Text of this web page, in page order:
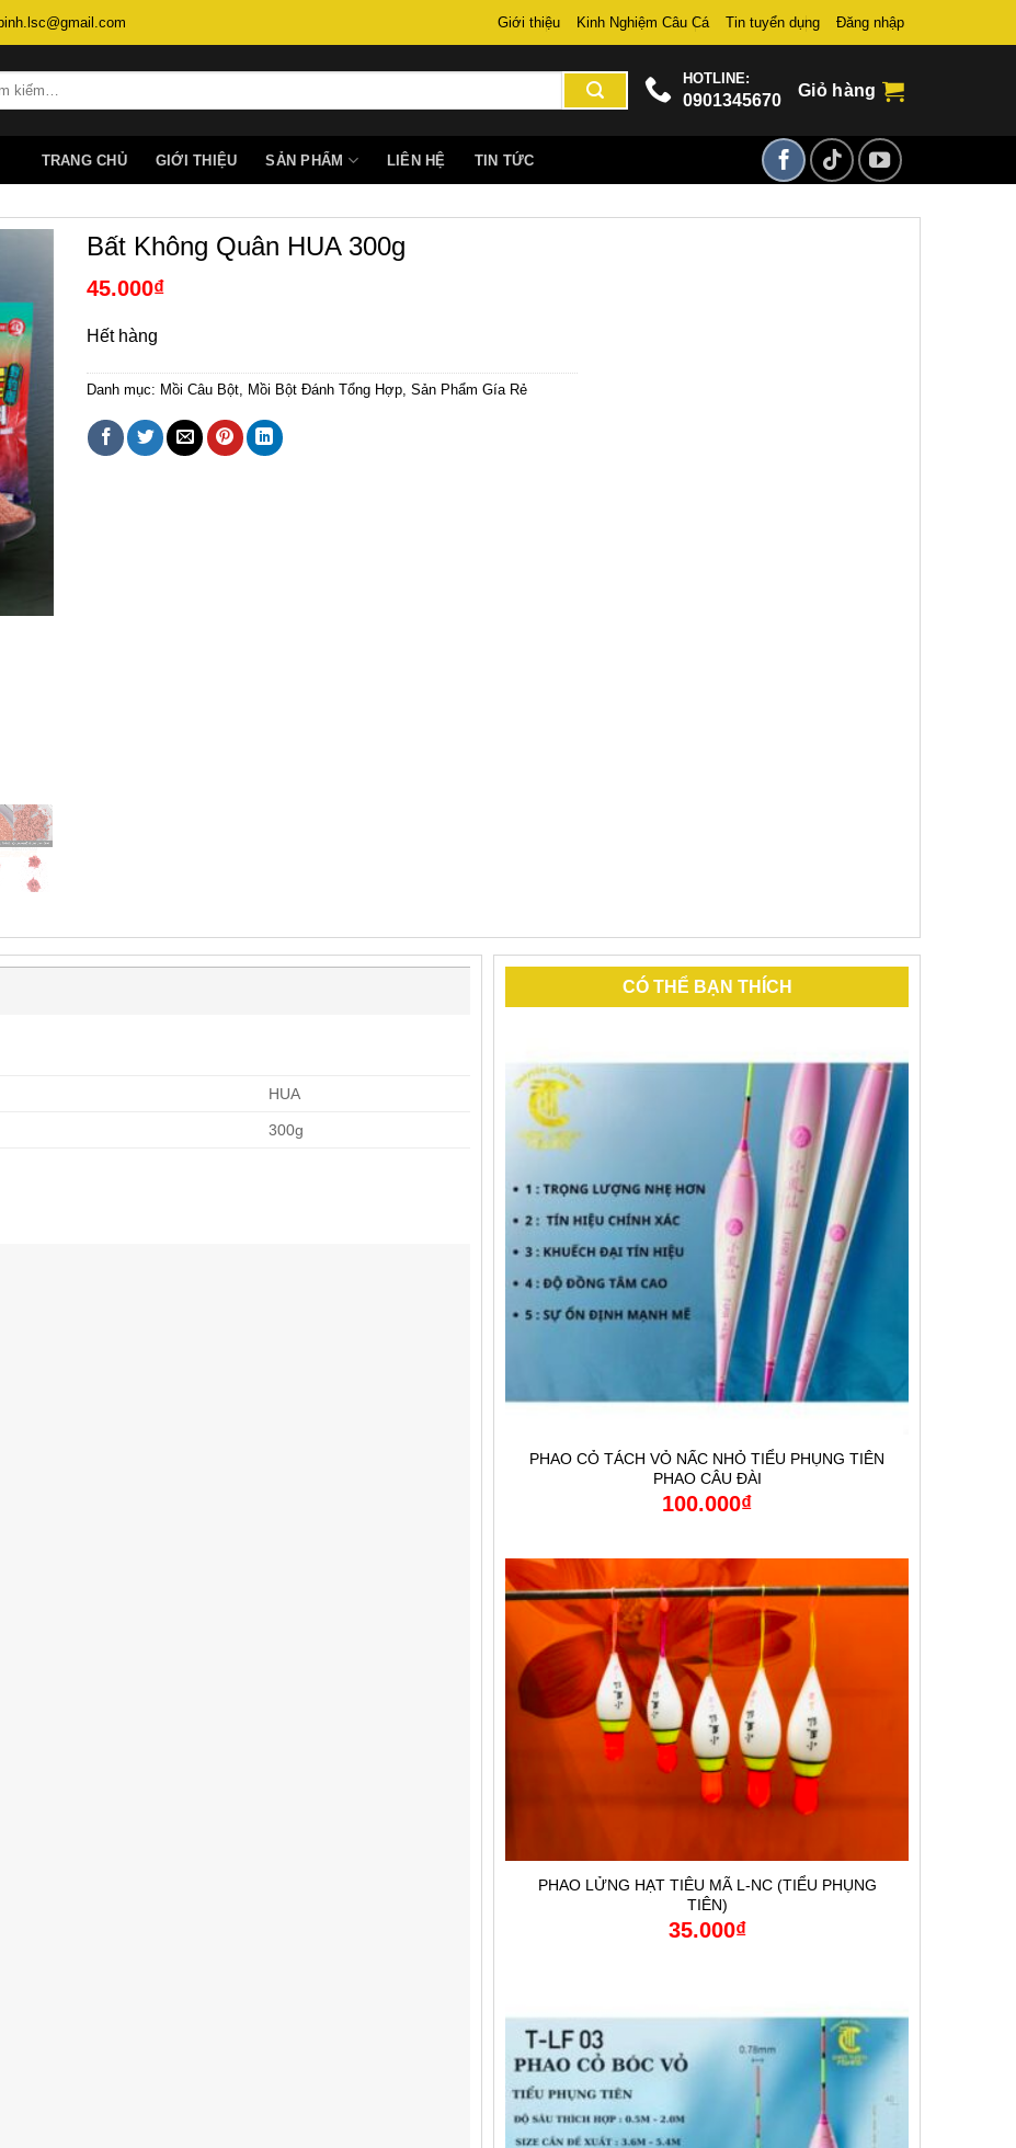
Giới thiệu Kinh Nghiệm Câu Cá Tin tuyển dụng Đăng nhập
HOTLINE:
0901345670
Giỏ hàng
TRANG CHỦ GIỚI THIỆU SẢN PHẨM LIÊN HỆ TIN TỨC
Bất Không Quân HUA 300g
45.000₫
Hết hàng
Danh mục: Mồi Câu Bột, Mồi Bột Đánh Tổng Hợp, Sản Phẩm Gía Rẻ
HUA
300g
CÓ THỂ BẠN THÍCH
PHAO CỎ TÁCH VỎ NẤC NHỎ TIỂU PHỤNG TIÊN
PHAO CÂU ĐÀI
100.000₫
PHAO LỬNG HẠT TIÊU MÃ L-NC (TIỂU PHỤNG
TIÊN)
35.000₫